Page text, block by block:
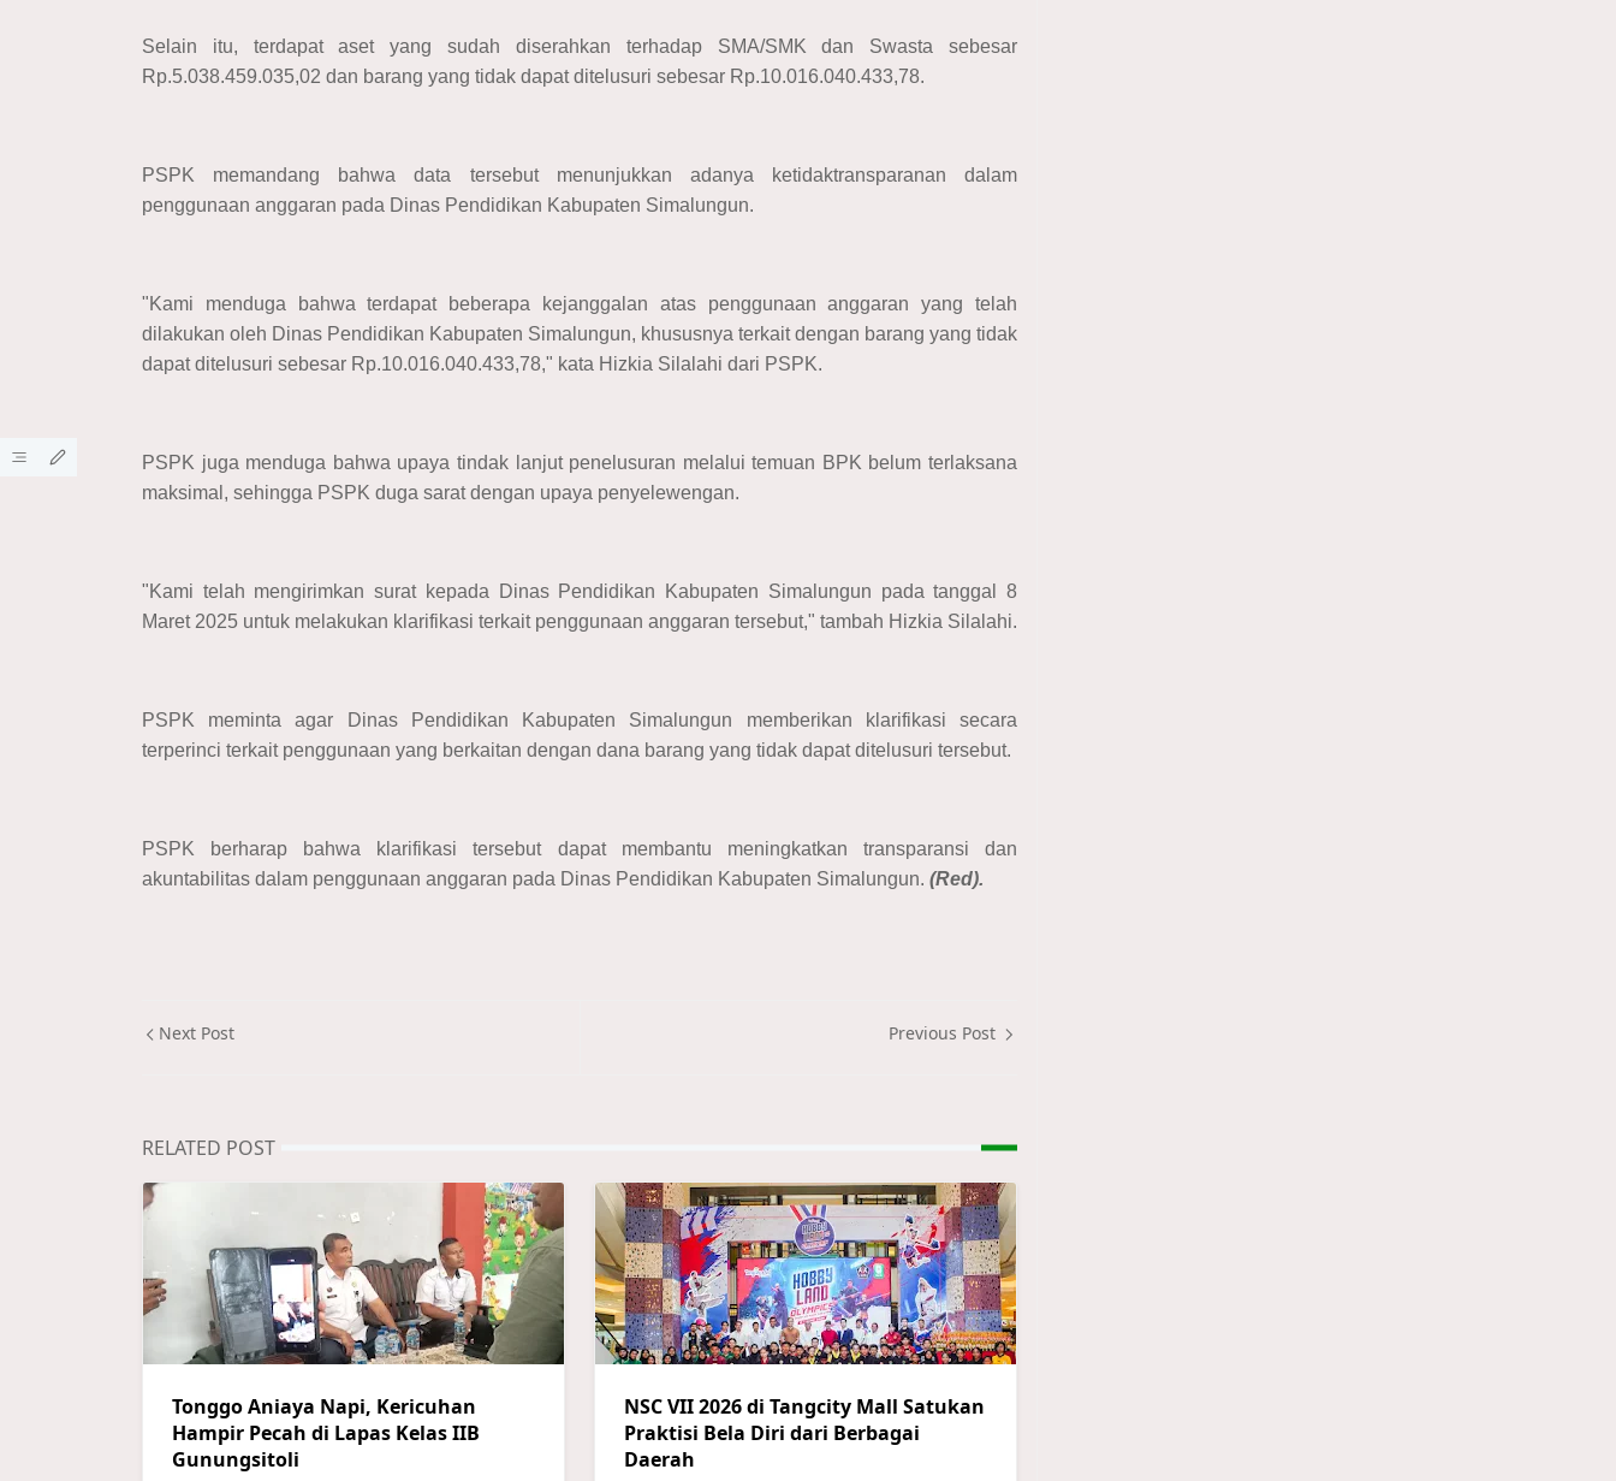
Selain itu, terdapat aset yang sudah diserahkan terhadap SMA/SMK dan Swasta sebesar
Rp.5.038.459.035,02 dan barang yang tidak dapat ditelusuri sebesar Rp.10.016.040.433,78.
PSPK memandang bahwa data tersebut menunjukkan adanya ketidaktransparanan dalam
penggunaan anggaran pada Dinas Pendidikan Kabupaten Simalungun.
"Kami menduga bahwa terdapat beberapa kejanggalan atas penggunaan anggaran yang telah
dilakukan oleh Dinas Pendidikan Kabupaten Simalungun, khususnya terkait dengan barang yang tidak
dapat ditelusuri sebesar Rp.10.016.040.433,78," kata Hizkia Silalahi dari PSPK.
PSPK juga menduga bahwa upaya tindak lanjut penelusuran melalui temuan BPK belum terlaksana
maksimal, sehingga PSPK duga sarat dengan upaya penyelewengan.
"Kami telah mengirimkan surat kepada Dinas Pendidikan Kabupaten Simalungun pada tanggal 8
Maret 2025 untuk melakukan klarifikasi terkait penggunaan anggaran tersebut," tambah Hizkia Silalahi.
PSPK meminta agar Dinas Pendidikan Kabupaten Simalungun memberikan klarifikasi secara
terperinci terkait penggunaan yang berkaitan dengan dana barang yang tidak dapat ditelusuri tersebut.
PSPK berharap bahwa klarifikasi tersebut dapat membantu meningkatkan transparansi dan
akuntabilitas dalam penggunaan anggaran pada Dinas Pendidikan Kabupaten Simalungun. (Red).
Next Post Previous Post
RELATED POST
Tonggo Aniaya Napi, Kericuhan
Hampir Pecah di Lapas Kelas IIB
Gunungsitoli
NSC VII 2026 di Tangcity Mall Satukan
Praktisi Bela Diri dari Berbagai
Daerah